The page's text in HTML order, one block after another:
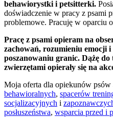
behawiorystki i petsitterki.
doświadczenie w pracy z psami
problemowe. Pracuję w oparciu
Pracę z psami opieram na
zachowań, rozumieniu emocji i
poszanowaniu granic. Dążę do
zwierzętami opierały się na
Moja oferta dla opiekunów psów
behawioralnych, spacerów
socjalizacyjnych i
posłuszeństwa, wsparcia przed i